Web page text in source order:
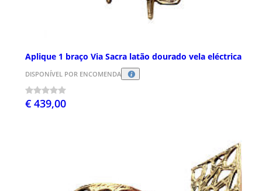
Aplique 1 braço Via Sacra latão dourado vela eléctrica
DISPONÍVEL POR ENCOMENDA
€ 439,00